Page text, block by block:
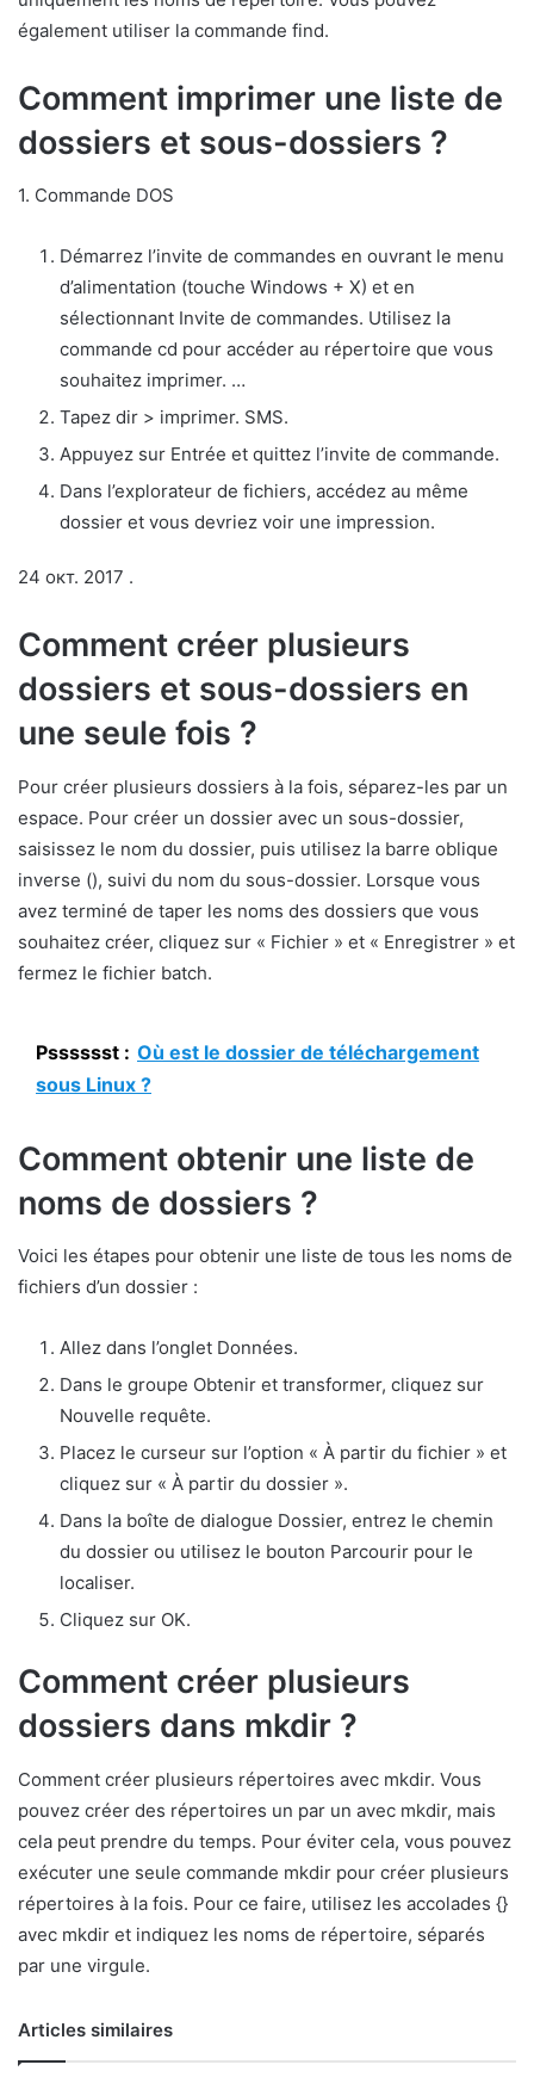
également utiliser la commande find.
Comment imprimer une liste de
dossiers et sous-dossiers ?
1. Commande DOS
Démarrez l’invite de commandes en ouvrant le menu
d’alimentation (touche Windows + X) et en
sélectionnant Invite de commandes. Utilisez la
commande cd pour accéder au répertoire que vous
souhaitez imprimer. …
Tapez dir > imprimer. SMS.
Appuyez sur Entrée et quittez l’invite de commande.
Dans l’explorateur de fichiers, accédez au même
dossier et vous devriez voir une impression.
24 окт. 2017 .
Comment créer plusieurs
dossiers et sous-dossiers en
une seule fois ?
Pour créer plusieurs dossiers à la fois, séparez-les par un
espace. Pour créer un dossier avec un sous-dossier,
saisissez le nom du dossier, puis utilisez la barre oblique
inverse (), suivi du nom du sous-dossier. Lorsque vous
avez terminé de taper les noms des dossiers que vous
souhaitez créer, cliquez sur « Fichier » et « Enregistrer » et
fermez le fichier batch.
Psssssst : Où est le dossier de téléchargement
sous Linux ?
Comment obtenir une liste de
noms de dossiers ?
Voici les étapes pour obtenir une liste de tous les noms de
fichiers d’un dossier :
Allez dans l’onglet Données.
Dans le groupe Obtenir et transformer, cliquez sur
Nouvelle requête.
Placez le curseur sur l’option « À partir du fichier » et
cliquez sur « À partir du dossier ».
Dans la boîte de dialogue Dossier, entrez le chemin
du dossier ou utilisez le bouton Parcourir pour le
localiser.
Cliquez sur OK.
Comment créer plusieurs
dossiers dans mkdir ?
Comment créer plusieurs répertoires avec mkdir. Vous
pouvez créer des répertoires un par un avec mkdir, mais
cela peut prendre du temps. Pour éviter cela, vous pouvez
exécuter une seule commande mkdir pour créer plusieurs
répertoires à la fois. Pour ce faire, utilisez les accolades {}
avec mkdir et indiquez les noms de répertoire, séparés
par une virgule.
Articles similaires